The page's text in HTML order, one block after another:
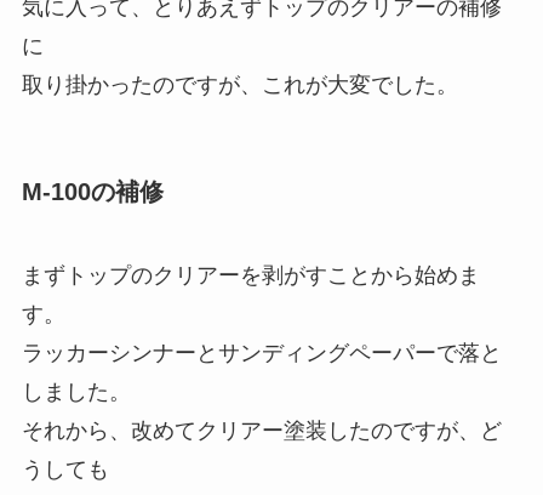
気に入って、とりあえずトップのクリアーの補修
に
取り掛かったのですが、これが大変でした。
M-100の補修
まずトップのクリアーを剥がすことから始めま
す。
ラッカーシンナーとサンディングペーパーで落と
しました。
それから、改めてクリアー塗装したのですが、ど
うしても